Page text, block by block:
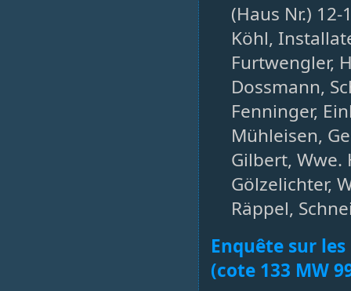
(Haus Nr.) 12-
Köhl,
Furtwengler,
Dossmann,
Fenninger,
Mühleisen,
Gilbert, Wwe.
Gölzelichter,
Räppel,
Enquête sur
(cote 133 MW